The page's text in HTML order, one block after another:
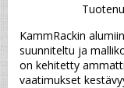
KammRackin
suunniteltu ja
on kehitetty
vaatimukset